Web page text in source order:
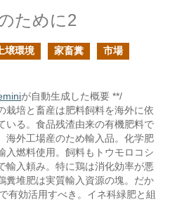
ために2
壌環境 家畜糞
市場
が自動生成した概要 **/
栽培と畜産は肥料飼料を海外に依
いる。食品残渣由来の有機肥料で
海外工場産のため輸入品。化学肥
入燃料使用。飼料もトウモロコシ
輸入頼み。特に鶏は消化効率が悪
糞堆肥は実質輸入資源の塊。だか
有効活用すべき。イネ科緑肥と組